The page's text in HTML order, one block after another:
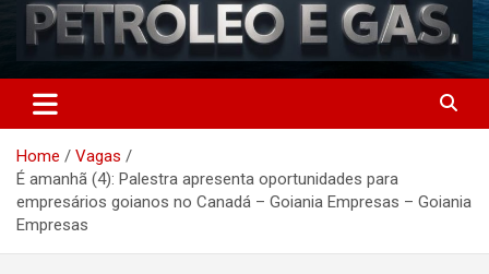
Petróleo e Gás | Últimas
notícias relacionadas a
petróleo, gás, vagas de
emprego, energia, setor
offshore, economia,
Home
Vagas
É amanhã (4): Palestra apresenta oportunidades para
empresários goianos no Canadá – Goiania Empresas – Goiania
Empresas